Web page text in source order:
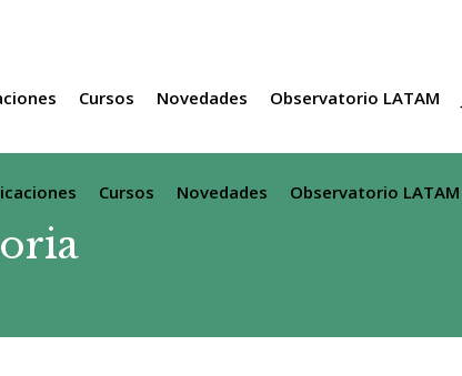
Cursos Novedades Observatorio LATAM
Cursos Novedades Observatorio LATAM